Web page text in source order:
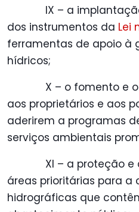
IX – a
dos instrumentos da Lei
ferramentas de apoio à
hídricos;
X – o fomento e
aos proprietários e aos
aderirem a programas
serviços ambientais
XI – a proteção
áreas prioritárias para a
hidrográficas que